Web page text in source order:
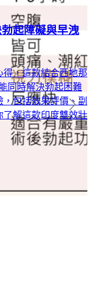
起障礙與早洩
，這款結合西地那
同時解決勃起困難
包括效果評價、副
了解這款印度雙效壯